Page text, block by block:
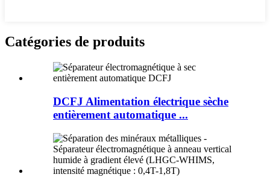
Catégories de produits
DCFJ Alimentation électrique sèche
entièrement automatique ...